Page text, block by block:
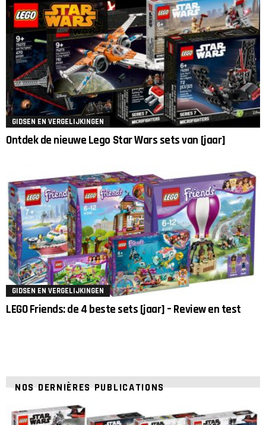
GIDSEN EN VERGELIJKINGEN
Ontdek de nieuwe Lego Star Wars sets van [jaar]
GIDSEN EN VERGELIJKINGEN
LEGO Friends: de 4 beste sets [jaar] – Review en test
NOS DERNIÈRES PUBLICATIONS